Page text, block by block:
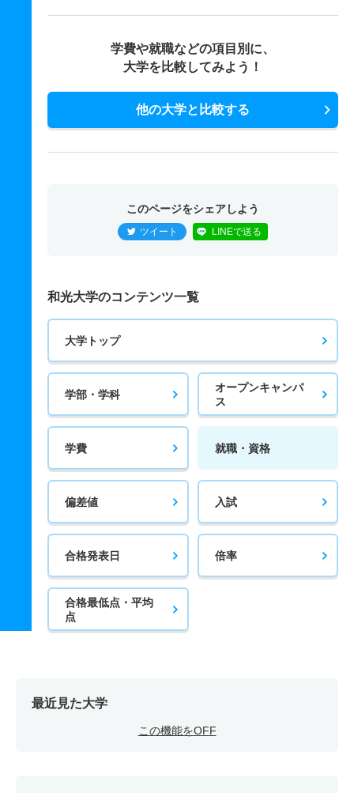
学費や就職などの項目別に、
大学を比較してみよう！
他の大学と比較する
このページをシェアしよう
ツイート LINEで送る
和光大学のコンテンツ一覧
大学トップ
学部・学科
オープンキャンパ
ス
学費 就職・資格
偏差値 入試
合格発表日 倍率
合格最低点・平均
点
最近見た大学
この機能をOFF